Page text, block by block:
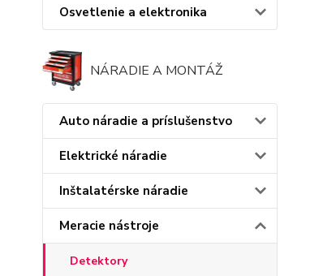
Osvetlenie a elektronika
NÁRADIE A MONTÁŽ
Auto náradie a príslušenstvo
Elektrické náradie
Inštalatérske náradie
Meracie nástroje
Detektory